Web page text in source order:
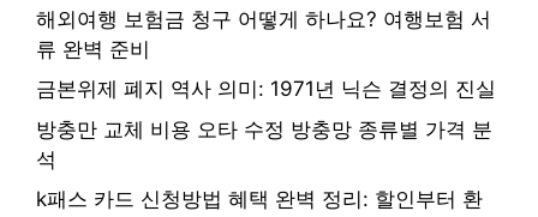
해외여행 보험금 청구 어떻게 하나요? 여행보험 서
류 완벽 준비
금본위제 폐지 역사 의미: 1971년 닉슨 결정의 진실
방충만 교체 비용 오타 수정 방충망 종류별 가격 분
석
k패스 카드 신청방법 혜택 완벽 정리: 할인부터 환